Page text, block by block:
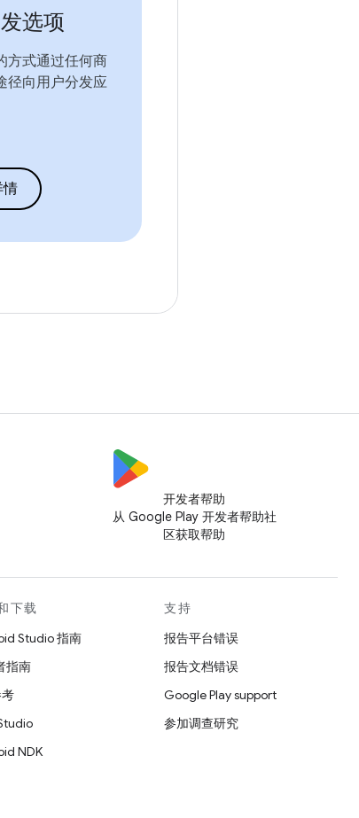
选项
方式通过任何商
径向用户分发应
情
开发者帮助
从 Google Play 开发者帮助社
区获取帮助
下载
Studio 指南
指南
NDK
支持
报告平台错误
报告文档错误
Google Play support
参加调查研究